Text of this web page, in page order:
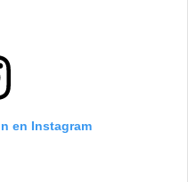
en Instagram